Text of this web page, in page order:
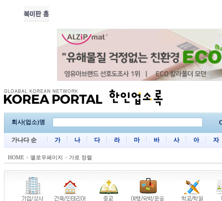
회사(업소)명
가나다 순 가 나 다 라 마 바 사 아 자
HOME > 옐로우페이지 > 가로 정렬